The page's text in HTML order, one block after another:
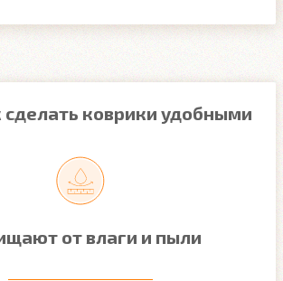
коврики удобными
от влаги и пыли